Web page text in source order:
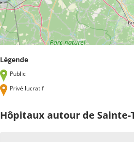
Légende
Public
Privé lucratif
Hôpitaux autour de Sainte-